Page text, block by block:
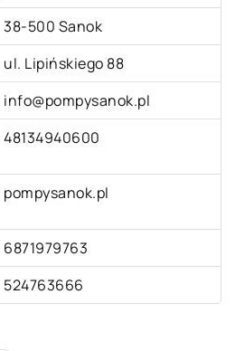
38-500 Sanok
ul. Lipińskiego 88
info@pompysanok.pl
48134940600
pompysanok.pl
6871979763
524763666